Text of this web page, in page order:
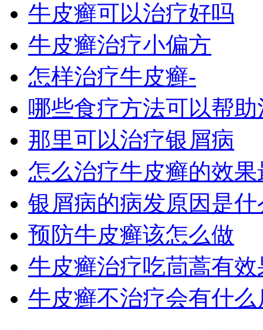
牛皮癣可以治疗好吗
牛皮癣治疗小偏方
怎样治疗牛皮癣-
哪些食疗方法可以帮助
那里可以治疗银屑病
怎么治疗牛皮癣的效果
银屑病的病发原因是什
预防牛皮癣该怎么做
牛皮癣治疗吃茼蒿有效
牛皮癣不治疗会有什么